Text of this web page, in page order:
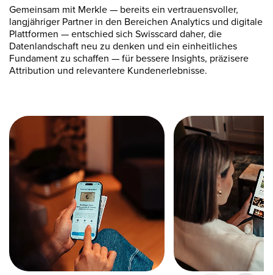
Gemeinsam mit Merkle — bereits ein vertrauensvoller,
langjähriger Partner in den Bereichen Analytics und digitale
Plattformen — entschied sich Swisscard daher, die
Datenlandschaft neu zu denken und ein einheitliches
Fundament zu schaffen — für bessere Insights, präzisere
Attribution und relevantere Kundenerlebnisse.